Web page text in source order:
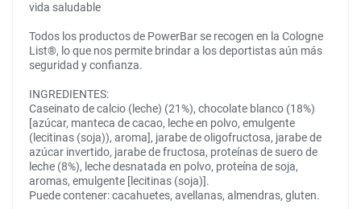
vida saludable
Todos los productos de PowerBar se recogen en la Cologne
List®, lo que nos permite brindar a los deportistas aún más
seguridad y confianza.
INGREDIENTES:
Caseinato de calcio (leche) (21%), chocolate blanco (18%)
[azúcar, manteca de cacao, leche en polvo, emulgente
(lecitinas (soja)), aroma], jarabe de oligofructosa, jarabe de
azúcar invertido, jarabe de fructosa, proteínas de suero de
leche (8%), leche desnatada en polvo, proteína de soja,
aromas, emulgente [lecitinas (soja)].
Puede contener: cacahuetes, avellanas, almendras, gluten.